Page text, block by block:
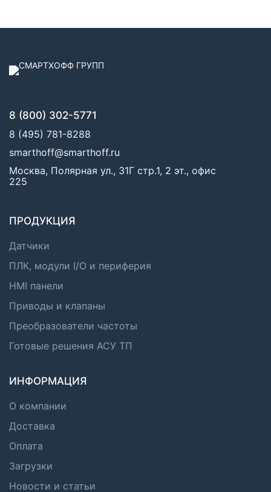
8 (800) 302-5771
8 (495) 781-8288
smarthoff@smarthoff.ru
Москва, Полярная ул., 31Г стр.1, 2 эт., офис
225
ПРОДУКЦИЯ
Датчики
ПЛК, модули I/O и периферия
HMI панели
Приводы и клапаны
Преобразователи частоты
Готовые решения АСУ ТП
ИНФОРМАЦИЯ
О компании
Доставка
Оплата
Загрузки
Новости и статьи